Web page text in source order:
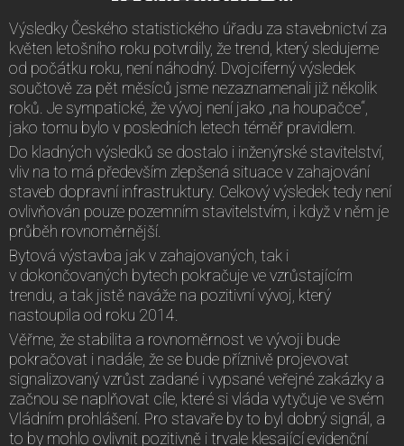
Výsledky Českého statistického úřadu za stavebnictví za
květen letošního roku potvrdily, že trend, který sledujeme
od počátku roku, není náhodný. Dvojciferný výsledek
součtově za pět měsíců jsme nezaznamenali již několik
roků. Je sympatické, že vývoj není jako „na houpačce“,
jako tomu bylo v posledních letech téměř pravidlem.
Do kladných výsledků se dostalo i inženýrské stavitelství,
vliv na to má především zlepšená situace v zahajování
staveb dopravní infrastruktury. Celkový výsledek tedy není
ovlivňován pouze pozemním stavitelstvím, i když v něm je
průběh rovnoměrnější.
Bytová výstavba jak v zahajovaných, tak i
v dokončovaných bytech pokračuje ve vzrůstajícím
trendu, a tak jistě naváže na pozitivní vývoj, který
nastoupila od roku 2014.
Věřme, že stabilita a rovnoměrnost ve vývoji bude
pokračovat i nadále, že se bude příznivě projevovat
signalizovaný vzrůst zadané i vypsané veřejné zakázky a
začnou se naplňovat cíle, které si vláda vytyčuje ve svém
Vládním prohlášení. Pro stavaře by to byl dobrý signál, a
to by mohlo ovlivnit pozitivně i trvale klesající evidenční